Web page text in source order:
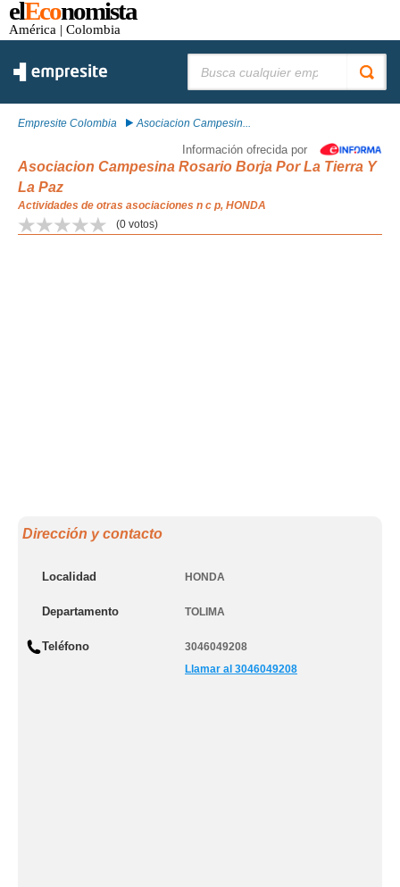
elEconomista
América | Colombia
Empresite Colombia Asociacion Campesin...
Información ofrecida por
Asociacion Campesina Rosario Borja Por La Tierra Y
La Paz
Actividades de otras asociaciones n c p, HONDA
(0 votos)
Dirección y contacto
Localidad HONDA
Departamento TOLIMA
Teléfono
3046049208
Llamar al 3046049208